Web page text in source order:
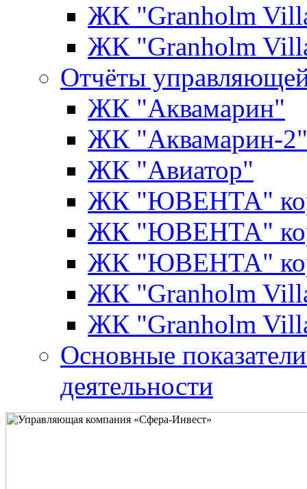
ЖК "Granholm
ЖК "Granholm
Отчёты
ЖК "Аквамарин"
ЖК "Аквамарин-2"
ЖК "Авиатор"
ЖК "ЮВЕНТА"
ЖК "ЮВЕНТА"
ЖК "ЮВЕНТА"
ЖК "Granholm
ЖК "Granholm
Основные
деятельности